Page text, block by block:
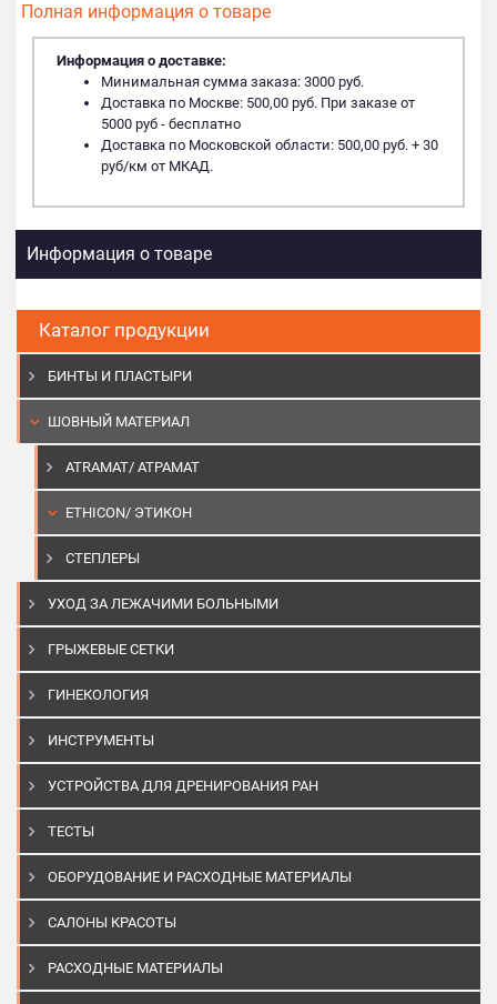
Каталог продукции
БИНТЫ И ПЛАСТЫРИ
ШОВНЫЙ МАТЕРИАЛ
ATRAMAT/ АТРАМАТ
ETHICON/ ЭТИКОН
СТЕПЛЕРЫ
УХОД ЗА ЛЕЖАЧИМИ БОЛЬНЫМИ
ГРЫЖЕВЫЕ СЕТКИ
ГИНЕКОЛОГИЯ
ИНСТРУМЕНТЫ
УСТРОЙСТВА ДЛЯ ДРЕНИРОВАНИЯ РАН
ТЕСТЫ
ОБОРУДОВАНИЕ И РАСХОДНЫЕ МАТЕРИАЛЫ
САЛОНЫ КРАСОТЫ
РАСХОДНЫЕ МАТЕРИАЛЫ
Полная информация о товаре
Информация о доставке:
Минимальная сумма заказа: 3000 руб.
Доставка по Москве: 500,00 руб. При заказе от
5000 руб - бесплатно
Доставка по Московской области: 500,00 руб. + 30
руб/км от МКАД.
Информация о товаре